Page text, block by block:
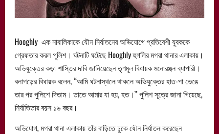
Hooghly এক নাবালিকাকে যৌন নির্যাতনের অভিযোগে প্রতিবেশী যুবককে
গ্রেফতার করল পুলিশ। ঘটনাটি ঘটেছে Hooghly হুগলির মগরা থানার এলাকায়।
অভিযুক্তের কড়া শাস্তির দাবি জানিয়েছেন তৃণমূল বিধায়ক মনোরঞ্জন ব্যাপারী।
বলাগড়ের বিধায়ক বলেন, ‘‘আমি ঘটনাস্থলে থাকলে অভিযুক্তের হাত-পা ভেঙে
তার পর পুলিশে দিতাম। তাতে আমার যা হয়, হত।’’ পুলিশ সূত্রে জানা গিয়েছে,
নির্যাতিতার বয়স ১৬ বছর।
অভিযোগ, মগরা থানা এলাকায় তাঁর বাড়িতে ঢুকে যৌন নির্যাতন করেছেন